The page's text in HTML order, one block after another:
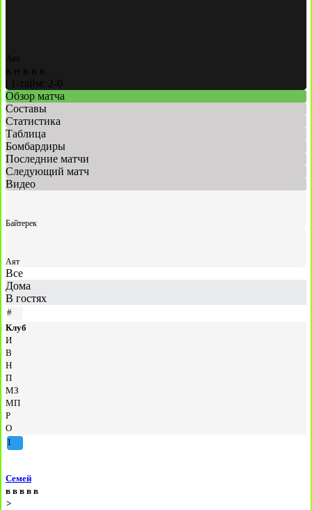
Аят
в н в в в
1-тайм: 2-0
Обзор матча
Составы
Статистика
Таблица
Бомбардиры
Последние матчи
Следующий матч
Видео
Байтерек
Аят
Все
Дома
В гостях
#
Клуб
И
В
Н
П
МЗ
МП
Р
О
1
Семей
в в в в в
>